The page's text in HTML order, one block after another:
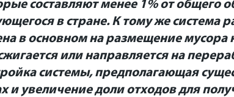
составляют менее 1% от общего
в стране. К тому же система
в основном на размещение
или направляется на
системы, предполагающая
и увеличение доли отходов для